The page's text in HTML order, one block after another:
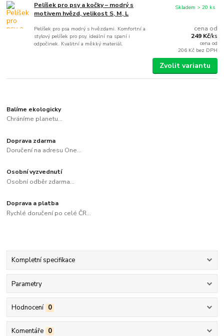
Pelíšek pro psy a kočky – modrý s
motivem hvězd, velikost S, M, L
Pelíšek pro psa modrý s hvězdami. Komfortní a
stylový pelíšek pro psy, ideální na spaní i
odpočinek. Kvalitní a měkký materiál.
cena od
249 Kč/ks
cena od
206 Kč bez DPH
Skladem > 20 ks
Zvolit variantu
Balíme ekologicky
Chráníme planetu...
Doprava zdarma
Doručení na adresu One...
Osobní vyzvednutí
Osobní odběr zdarma...
Doprava a platba
Rychlé doručení po celé ČR...
Kompletní specifikace
Parametry
Hodnocení 0
Komentáře 0